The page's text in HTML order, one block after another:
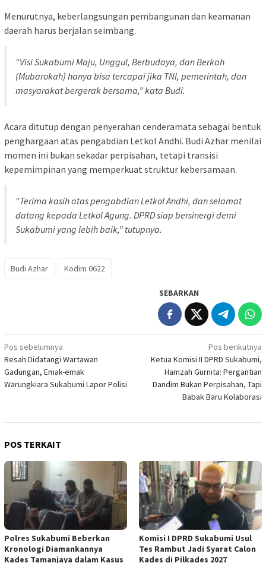
Menurutnya, keberlangsungan pembangunan dan keamanan
daerah harus berjalan seimbang.
“Visi Sukabumi Maju, Unggul, Berbudaya, dan Berkah
(Mubarokah) hanya bisa tercapai jika TNI, pemerintah, dan
masyarakat bergerak bersama,” kata Budi.
Acara ditutup dengan penyerahan cenderamata sebagai bentuk
penghargaan atas pengabdian Letkol Andhi. Budi Azhar menilai
momen ini bukan sekadar perpisahan, tetapi transisi
kepemimpinan yang memperkuat struktur kebersamaan.
“Terima kasih atas pengabdian Letkol Andhi, dan selamat
datang kepada Letkol Agung. DPRD siap bersinergi demi
Sukabumi yang lebih baik,” tutupnya.
Budi Azhar Kodim 0622
SEBARKAN
Navigasi
pos
Pos sebelumnya
Resah Didatangi Wartawan
Gadungan, Emak-emak
Warungkiara Sukabumi Lapor Polisi
Pos berikutnya
Ketua Komisi II DPRD Sukabumi,
Hamzah Gurnita: Pergantian
Dandim Bukan Perpisahan, Tapi
Babak Baru Kolaborasi
POS TERKAIT
Polres Sukabumi Beberkan
Kronologi Diamankannya
Kades Tamanjaya dalam Kasus
Komisi I DPRD Sukabumi Usul
Tes Rambut Jadi Syarat Calon
Kades di Pilkades 2027